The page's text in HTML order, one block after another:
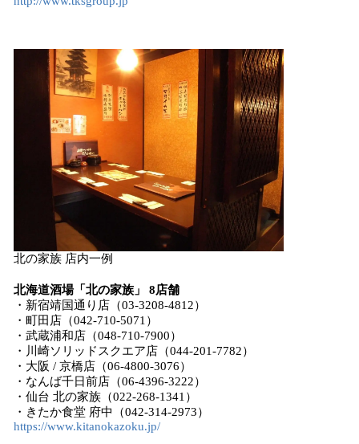
北の家族 店内一例
北海道酒場「北の家族」 8店舗
・新宿靖国通り店（03-3208-4812）
・町田店（042-710-5071）
・武蔵浦和店（048-710-7900）
・川崎ソリッドスクエア店（044-201-7782）
・大阪 / 京橋店（06-4800-3076）
・なんば千日前店（06-4396-3222）
・仙台 北の家族（022-268-1341）
・きたか食堂 府中（042-314-2973）
https://www.kitanokazoku.jp/